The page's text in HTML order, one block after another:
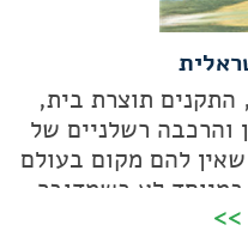
התקנים תוצרת בית,
והרכבה רשלניים של
להם מקום בעולם
לא כשמדובר
עם מוסר השכל כללי